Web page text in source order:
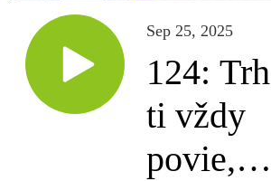
Sep 25, 2025
124: Trh
ti vždy
povie,